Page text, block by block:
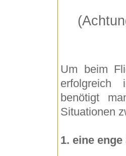
Um beim
benötigt
Situationen
1. eine